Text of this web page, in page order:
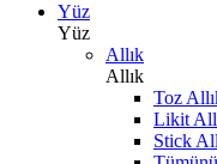
Yüz
Yüz
Allık
Allık
Toz
Likit
Stick